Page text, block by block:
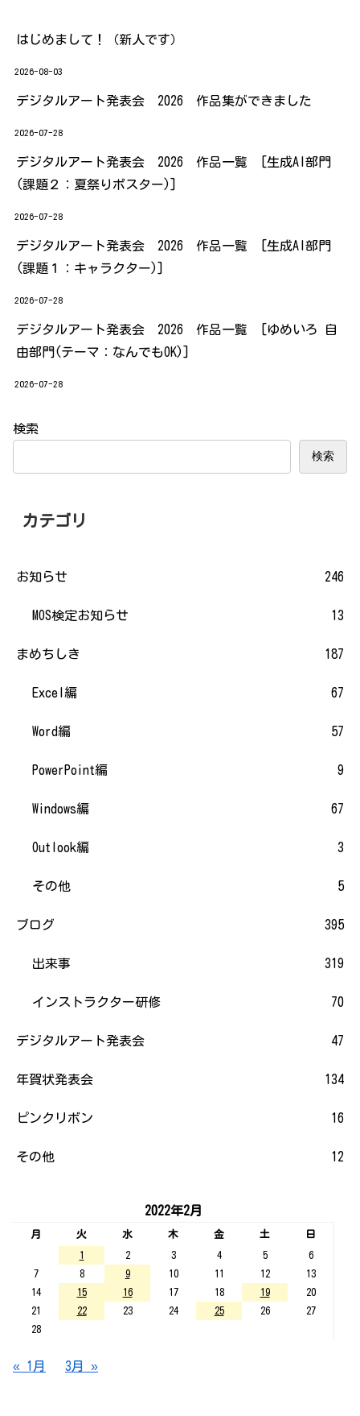
はじめまして！（新人です）
2026-08-03
デジタルアート発表会 2026 作品集ができました
2026-07-28
デジタルアート発表会 2026 作品一覧 [生成AI部門
(課題２：夏祭りポスター)]
2026-07-28
デジタルアート発表会 2026 作品一覧 [生成AI部門
(課題１：キャラクター)]
2026-07-28
デジタルアート発表会 2026 作品一覧 [ゆめいろ 自
由部門(テーマ：なんでもOK)]
2026-07-28
検索
検索
カテゴリ
お知らせ 246
MOS検定お知らせ 13
まめちしき 187
Excel編 67
Word編 57
PowerPoint編 9
Windows編 67
Outlook編 3
その他 5
ブログ 395
出来事 319
インストラクター研修 70
デジタルアート発表会 47
年賀状発表会 134
ピンクリボン 16
その他 12
2022年2月
月 火 水 木 金 土
日
1
2 3 4 5
6
7
8 9 10 11 12
13
14
15 16 17 18 19
20
21
22 23 24 25 26
27
28
« 1月 3月 »